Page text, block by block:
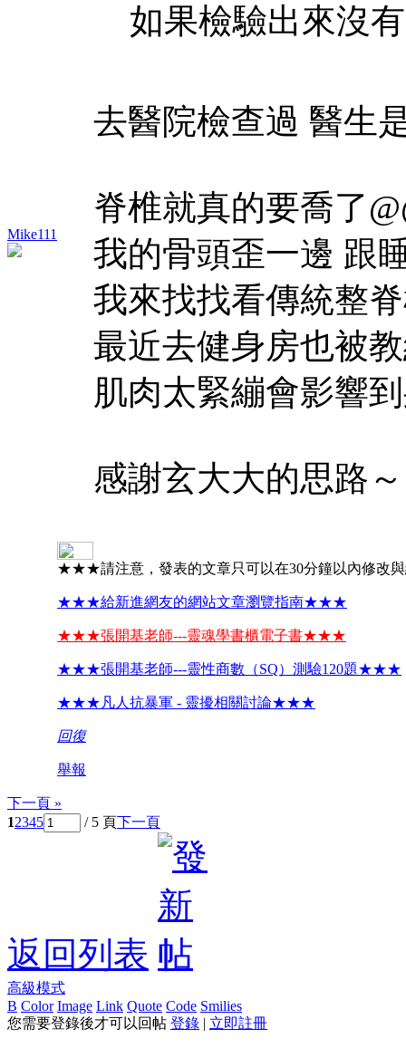
Mike111
如果檢驗出來沒
去醫院檢查過 醫生
脊椎就真的要喬了
我的骨頭歪一邊 跟
我來找找看傳統整
最近去健身房也被
肌肉太緊繃會影響
感謝玄大大的思路～
★★★請注意，發表的文章只可以在30分鐘以內修
★★★給新進網友的網站文章瀏覽指南★★★
★★★張開基老師---靈魂學書櫃電子書★★★
★★★張開基老師---靈性商數（SQ）測驗120題★★★
★★★凡人抗暴軍 - 靈擾相關討論★★★
回復
舉報
下一頁 »
12345 / 5 頁下一頁
返回列表
高級模式
B Color Image Link Quote Code Smilies
您需要登錄後才可以回帖 登錄 | 立即註冊